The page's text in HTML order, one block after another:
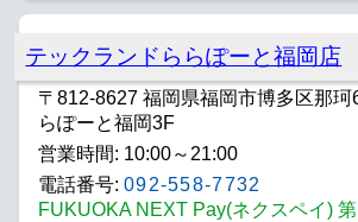
テックランドららぽーと福岡店
〒812-8627 福岡県福岡市博多区那珂
らぽーと福岡3F
営業時間: 10:00～21:00
電話番号: 092-558-7732
FUKUOKA NEXT Pay(ネクスペイ)